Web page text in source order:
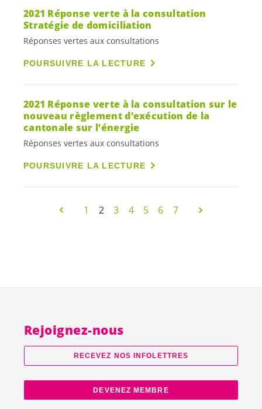
2021 Réponse verte à la consultation
Stratégie de domiciliation
Réponses vertes aux consultations
POURSUIVRE LA LECTURE
2021 Réponse verte à la consultation sur le
nouveau règlement d’exécution de la
cantonale sur l’énergie
Réponses vertes aux consultations
POURSUIVRE LA LECTURE
1 2 3 4 5 6 7
Rejoignez-nous
RECEVEZ NOS INFOLETTRES
DEVENEZ MEMBRE